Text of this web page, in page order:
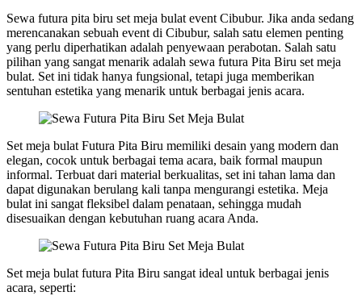
Sewa futura pita biru set meja bulat event Cibubur. Jika anda sedang
merencanakan sebuah event di Cibubur, salah satu elemen penting
yang perlu diperhatikan adalah penyewaan perabotan. Salah satu
pilihan yang sangat menarik adalah sewa futura Pita Biru set meja
bulat. Set ini tidak hanya fungsional, tetapi juga memberikan
sentuhan estetika yang menarik untuk berbagai jenis acara.
Set meja bulat Futura Pita Biru memiliki desain yang modern dan
elegan, cocok untuk berbagai tema acara, baik formal maupun
informal. Terbuat dari material berkualitas, set ini tahan lama dan
dapat digunakan berulang kali tanpa mengurangi estetika. Meja
bulat ini sangat fleksibel dalam penataan, sehingga mudah
disesuaikan dengan kebutuhan ruang acara Anda.
Set meja bulat futura Pita Biru sangat ideal untuk berbagai jenis
acara, seperti: